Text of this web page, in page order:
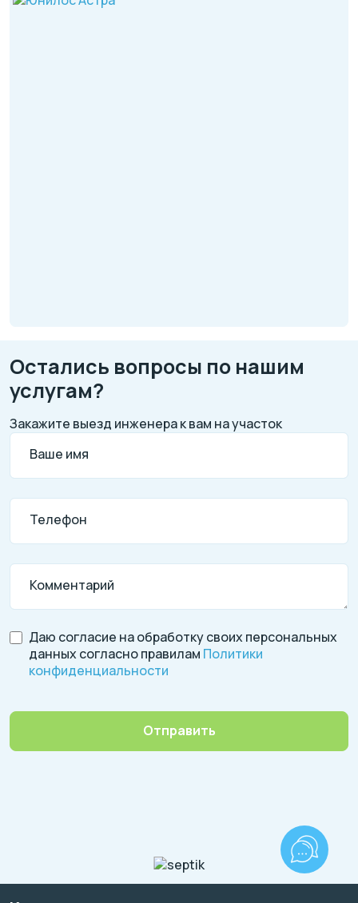
Остались вопросы по нашим
услугам?
Закажите выезд инженера к вам на участок
Ваше имя
Телефон
Комментарий
Даю согласие на обработку своих персональных
данных согласно правилам Политики
конфиденциальности
Отправить